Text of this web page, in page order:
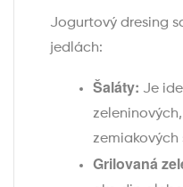
Jogurtový dresing
jedlách:
Šaláty: Je
zemiakových
Grilovaná